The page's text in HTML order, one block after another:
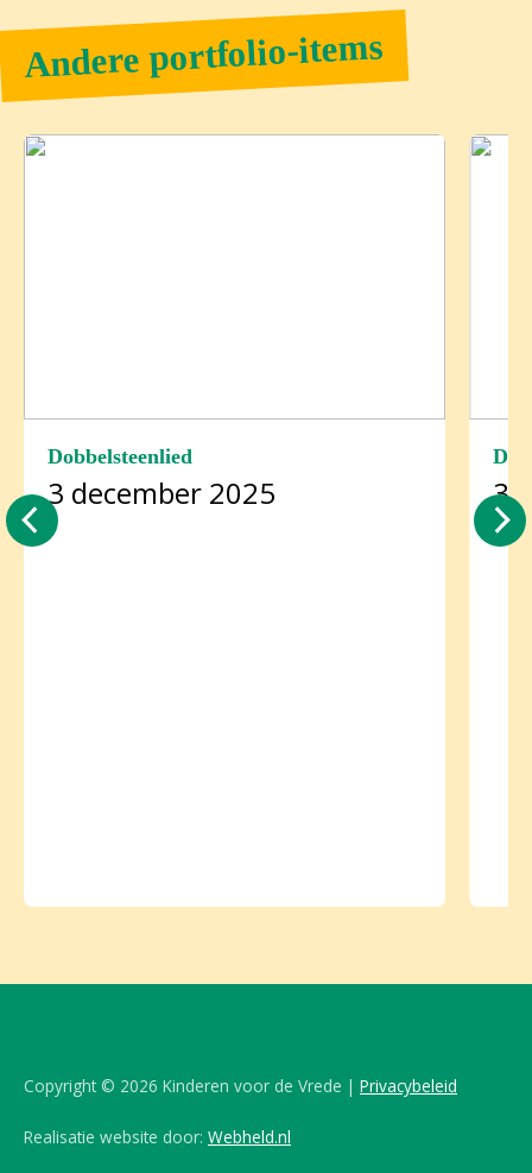
Andere portfolio-items
Dobbelsteenlied
3 december 2025 3
Copyright © 2026 Kinderen voor de Vrede | Privacybeleid
Realisatie website door: Webheld.nl